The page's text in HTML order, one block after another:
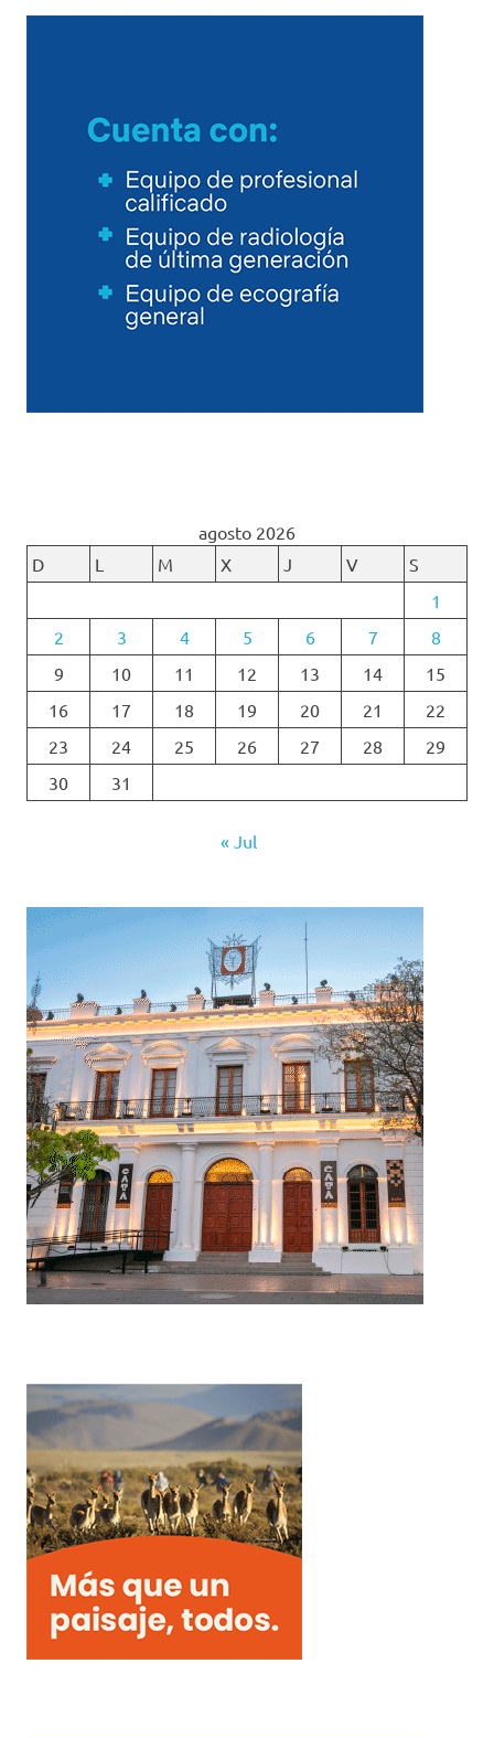
agosto 2026
D
L M X J V
S
1
2
3 4 5 6 7
8
9
10 11 12 13 14
15
16
17 18 19 20 21
22
23
24 25 26 27 28
29
30
31
« Jul